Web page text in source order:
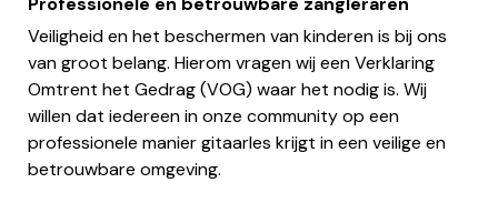
Veiligheid en het beschermen van kinderen is bij ons
van groot belang. Hierom vragen wij een Verklaring
Omtrent het Gedrag (VOG) waar het nodig is. Wij
willen dat iedereen in onze community op een
professionele manier gitaarles krijgt in een veilige en
betrouwbare omgeving.